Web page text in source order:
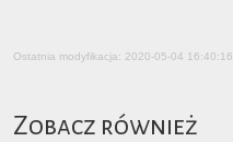
Ostatnia modyfikacja: 2020-05-04 16:40:16
Zobacz również